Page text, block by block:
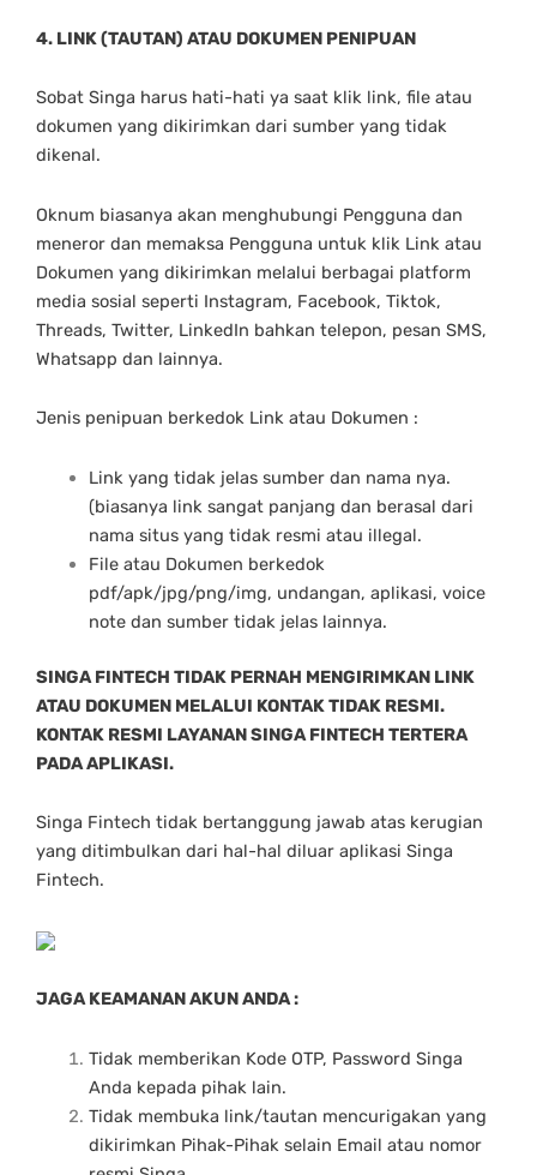
4. LINK (TAUTAN) ATAU DOKUMEN PENIPUAN
Sobat Singa harus hati-hati ya saat klik link, file atau
dokumen yang dikirimkan dari sumber yang tidak
dikenal.
Oknum biasanya akan menghubungi Pengguna dan
meneror dan memaksa Pengguna untuk klik Link atau
Dokumen yang dikirimkan melalui berbagai platform
media sosial seperti Instagram, Facebook, Tiktok,
Threads, Twitter, LinkedIn bahkan telepon, pesan SMS,
Whatsapp dan lainnya.
Jenis penipuan berkedok Link atau Dokumen :
Link yang tidak jelas sumber dan nama nya.
(biasanya link sangat panjang dan berasal dari
nama situs yang tidak resmi atau illegal.
File atau Dokumen berkedok
pdf/apk/jpg/png/img, undangan, aplikasi, voice
note dan sumber tidak jelas lainnya.
SINGA FINTECH TIDAK PERNAH MENGIRIMKAN LINK
ATAU DOKUMEN MELALUI KONTAK TIDAK RESMI.
KONTAK RESMI LAYANAN SINGA FINTECH TERTERA
PADA APLIKASI.
Singa Fintech tidak bertanggung jawab atas kerugian
yang ditimbulkan dari hal-hal diluar aplikasi Singa
Fintech.
JAGA KEAMANAN AKUN ANDA :
Tidak memberikan Kode OTP, Password Singa
Anda kepada pihak lain.
Tidak membuka link/tautan mencurigakan yang
dikirimkan Pihak-Pihak selain Email atau nomor